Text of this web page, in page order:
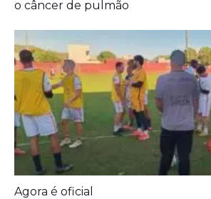
o câncer de pulmão
Agora é oficial